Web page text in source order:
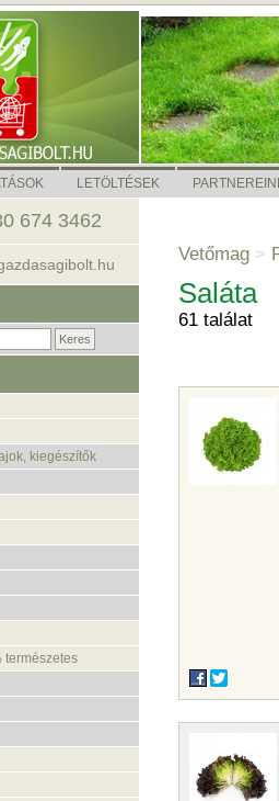
LETÖLTÉSEK
Vetőmag >
Saláta
61 találat
674 3462
kiegészítők
természetes